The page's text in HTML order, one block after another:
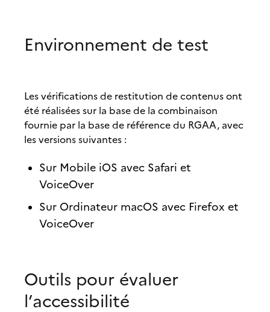
Environnement de test
Les vérifications de restitution de contenus ont
été réalisées sur la base de la combinaison
fournie par la base de référence du RGAA, avec
les versions suivantes :
Sur Mobile iOS avec Safari et
VoiceOver
Sur Ordinateur macOS avec Firefox et
VoiceOver
Outils pour évaluer
l’accessibilité